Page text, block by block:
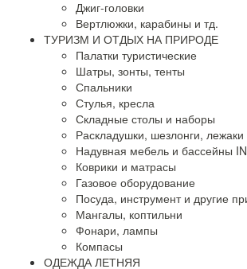
Джиг-головки
Вертлюжки, карабины и тд.
ТУРИЗМ И ОТДЫХ НА ПРИРОДЕ
Палатки туристические
Шатры, зонты, тенты
Спальники
Стулья, кресла
Складные столы и наборы
Раскладушки, шезлонги, лежаки
Надувная мебель и бассейны
Коврики и матрасы
Газовое оборудование
Посуда, инструмент и другие
Мангалы, коптильни
Фонари, лампы
Компасы
ОДЕЖДА ЛЕТНЯЯ